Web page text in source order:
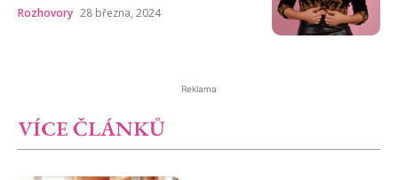
Rozhovory 28 března, 2024
Reklama
VÍCE ČLÁNKŮ